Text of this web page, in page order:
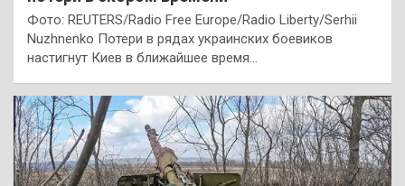
Фото: REUTERS/Radio Free Europe/Radio Liberty/Serhii
Nuzhnenko Потери в рядах украинских боевиков
настигнут Киев в ближайшее время…